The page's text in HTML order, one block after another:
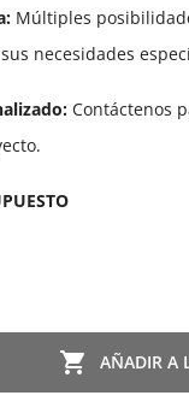
Múltiples
necesidades
Contáctenos
 AÑADIR A